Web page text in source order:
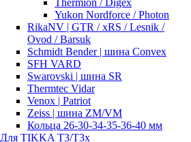
Thermion / Digex
Yukon Nordforce / Photon
RikaNV | GTR / xRS / Lesnik /
Ovod / Barsuk
Schmidt Bender | шина Convex
SFH VARD
Swarovski | шина SR
Thermtec Vidar
Venox | Patriot
Zeiss | шина ZM/VM
Кольца 26-30-34-35-36-40 мм
Для TIKKA T3/T3x